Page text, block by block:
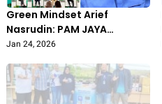
Green Mindset Arief
Nasrudin: PAM JAYA
Andalkan Jatiluhur dan 13
Air Tanah
Jan 24, 2026